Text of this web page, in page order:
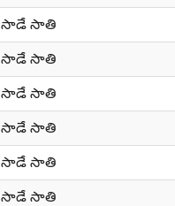
సాడే సాతి
సాడే సాతి
సాడే సాతి
సాడే సాతి
సాడే సాతి
సాడే సాతి